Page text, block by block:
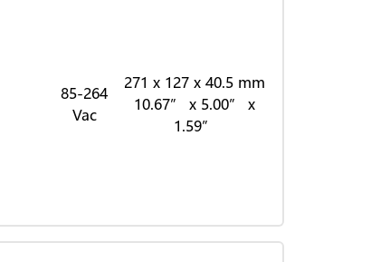
85-264
Vac
271 x 127 x 40.5 mm
10.67” x 5.00” x
1.59”